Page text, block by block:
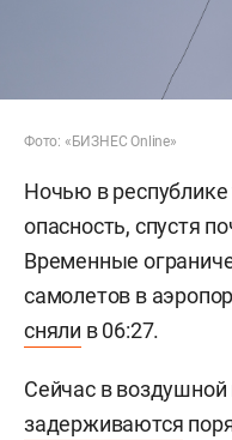
Фото: «БИЗНЕС Online»
Ночью в
опасность, спустя
Временные
самолетов в
сняли в 06:27.
Сейчас в
задерживаются